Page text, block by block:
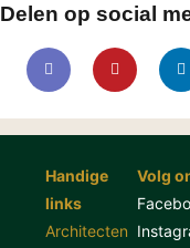
Delen op social
Handige
links
Architecten
Volg